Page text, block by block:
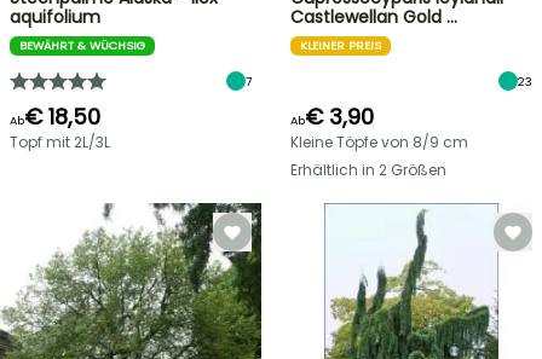
aquifolium
BEWÄHRT & WÜCHSIG
7
Ab€ 18,50
Topf mit 2L/3L
Castlewellan Gold …
KLEINER PREIS
23
Ab€ 3,90
Kleine Töpfe von 8/9 cm
Erhältlich in 2 Größen